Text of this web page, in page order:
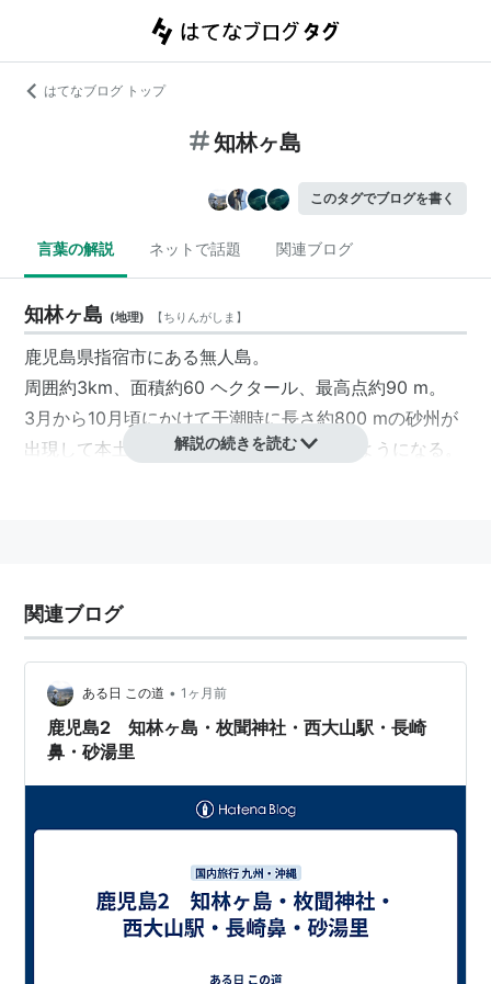
はてなブログ トップ
知林ヶ島
このタグでブログを書く
言葉の解説 ネットで話題 関連ブログ
知林ヶ島 (地理) 【ちりんがしま 】
鹿児島県指宿市にある無人島。
周囲約3km、面積約60 ヘクタール、最高点約90 m。
3月から10月頃にかけて干潮時に長さ約800 mの砂州が
出現して本土から歩いて渡ることができるようになる。
るので注意
砂州はもちろん、知林ヶ島には水道など無いので水
トイレも本土側で済ませておく
時間が経過して砂州が消えると島に取り残されるの
で、あらかじめ砂州の出現予測時間を調べて早めに
渡って早めに戻るのがおすすめ
日焼け対策もしておいた方がいい
本土側の魚見岳からの眺めがよい。
魚見岳は頂上近くまで車で登ることができる。
解説の続きを読む
関連ブログ
ある日 この道 • 1ヶ月前
鹿児島2 知林ヶ島・枚聞神社・西大山駅・長崎
鼻・砂湯里